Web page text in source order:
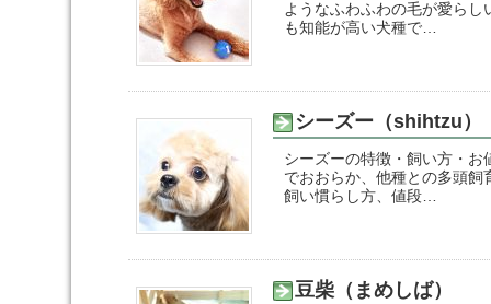
ようなふわふわの毛が愛ら
も知能が高い犬種で…
シーズー（shihtzu）
シーズーの特徴・飼い方・
でおおらか、他種との多頭
飼い慣らし方、値段…
豆柴（まめしば）